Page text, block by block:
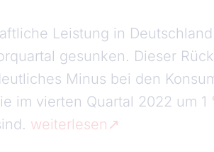
Leistung in
gesunken. Dieser
Minus bei den
im vierten Quartal 2022 um 1
weiterlesen